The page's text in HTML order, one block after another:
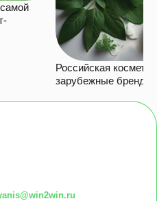
Российская
зарубежные бренды